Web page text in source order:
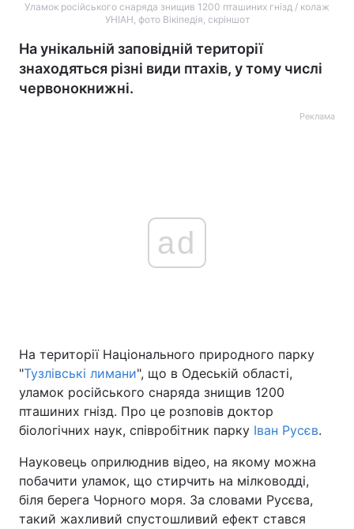
Уламок російського снаряда знищив 1200 пташиних гнізд / колаж
УНІАН, фото Вікіпедія, скріншот
На унікальній заповідній території
знаходяться різні види птахів, у тому числі
червонокнижні.
Реклама
ad
На території Національного природного парку
"Тузлівські лимани", що в Одеській області,
уламок російського снаряда знищив 1200
пташиних гнізд. Про це розповів доктор
біологічних наук, співробітник парку Іван Русєв.
Науковець оприлюднив відео, на якому можна
побачити уламок, що стирчить на мілководді,
біля берега Чорного моря. За словами Русєва,
такий жахливий спустошливий ефект стався